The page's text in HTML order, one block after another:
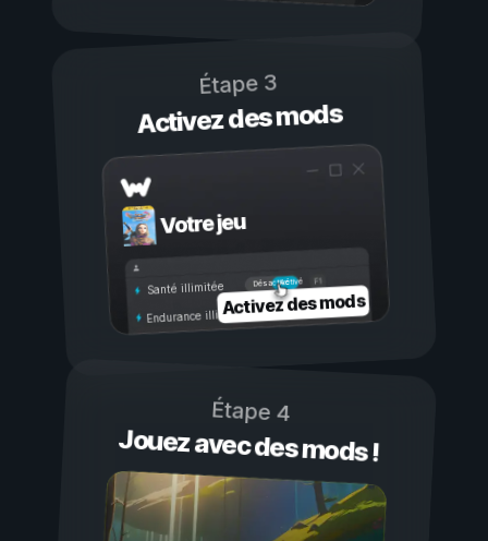
Étape 3
Activez des mods
Votre jeu
Activé
Désactivé
Santé illimitée
Endurance illimitéeActivez des mods
Étape 4
Jouez avec des mods !